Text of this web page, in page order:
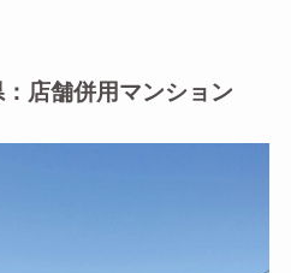
店舗併用マンション